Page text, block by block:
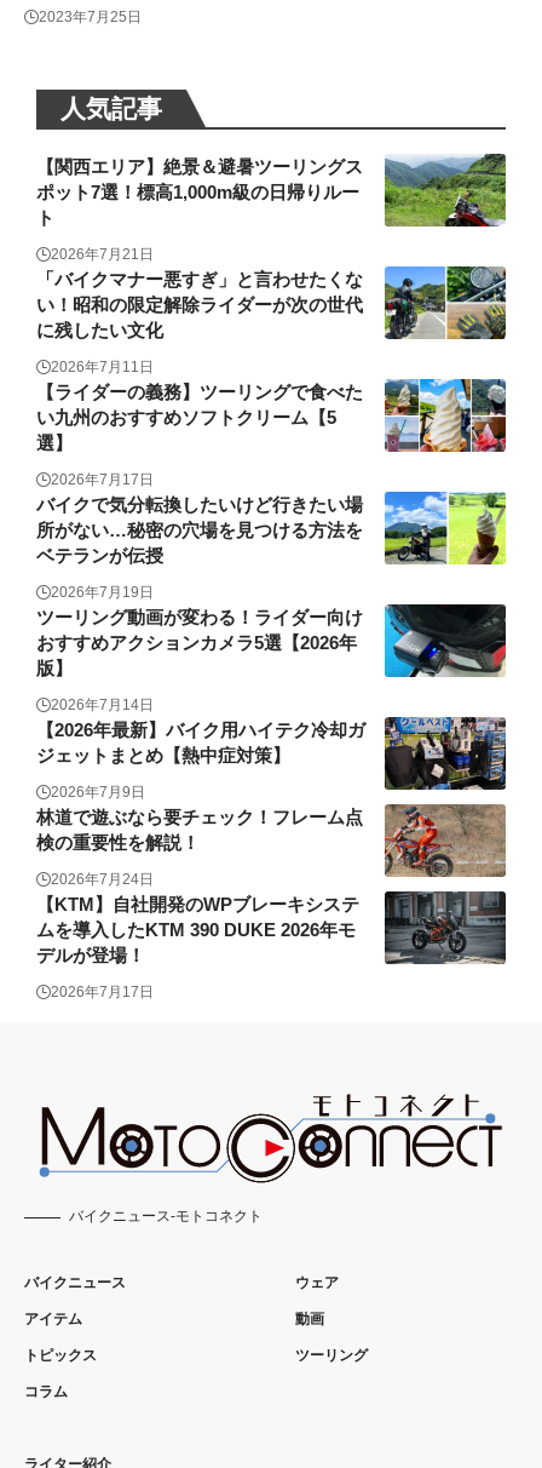
2023年7月25日
人気記事
【関西エリア】絶景＆避暑ツーリングス
ポット7選！標高1,000m級の日帰りルー
ト
2026年7月21日
「バイクマナー悪すぎ」と言わせたくな
い！昭和の限定解除ライダーが次の世代
に残したい文化
2026年7月11日
【ライダーの義務】ツーリングで食べた
い九州のおすすめソフトクリーム【5
選】
2026年7月17日
バイクで気分転換したいけど行きたい場
所がない…秘密の穴場を見つける方法を
ベテランが伝授
2026年7月19日
ツーリング動画が変わる！ライダー向け
おすすめアクションカメラ5選【2026年
版】
2026年7月14日
【2026年最新】バイク用ハイテク冷却ガ
ジェットまとめ【熱中症対策】
2026年7月9日
林道で遊ぶなら要チェック！フレーム点
検の重要性を解説！
2026年7月24日
【KTM】自社開発のWPブレーキシステ
ムを導入したKTM 390 DUKE 2026年モ
デルが登場！
2026年7月17日
バイクニュース-モトコネクト
バイクニュース
アイテム
トピックス
コラム
ウェア
動画
ツーリング